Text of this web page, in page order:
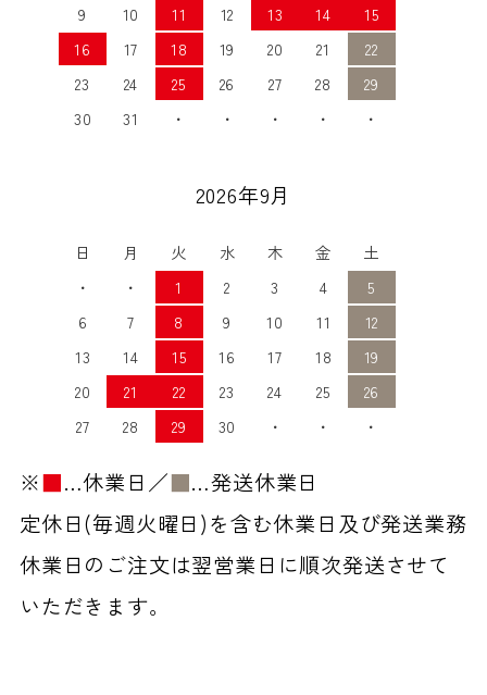
9
10 11 12 13 14
15
16
17 18 19 20 21
22
23
24 25 26 27 28
29
30
31 ・ ・ ・ ・ ・
2026年9月
日 月 火 水 木 金
土
・
・ 1 2 3 4
5
6
7 8 9 10 11
12
13
14 15 16 17 18
19
20
21 22 23 24 25
26
27
28 29 30 ・ ・ ・
※■…休業日／■…発送休業日
定休日(毎週火曜日)を含む休業日及び発送業務
休業日のご注文は翌営業日に順次発送させて
いただきます。